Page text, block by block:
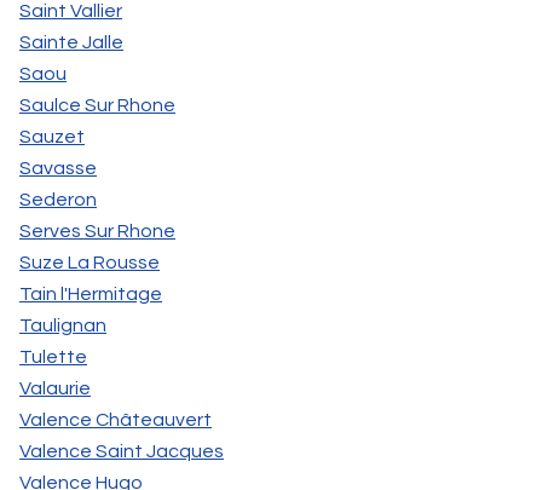
Saint Vallier
Sainte Jalle
Saou
Saulce Sur Rhone
Sauzet
Savasse
Sederon
Serves Sur Rhone
Suze La Rousse
Tain l'Hermitage
Taulignan
Tulette
Valaurie
Valence Châteauvert
Valence Saint Jacques
Valence Hugo